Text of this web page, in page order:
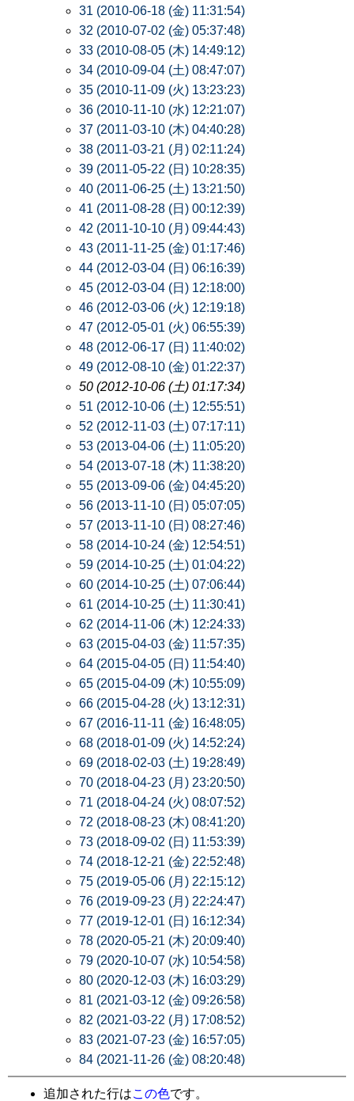
31 (2010-06-18 (金) 11:31:54)
32 (2010-07-02 (金) 05:37:48)
33 (2010-08-05 (木) 14:49:12)
34 (2010-09-04 (土) 08:47:07)
35 (2010-11-09 (火) 13:23:23)
36 (2010-11-10 (水) 12:21:07)
37 (2011-03-10 (木) 04:40:28)
38 (2011-03-21 (月) 02:11:24)
39 (2011-05-22 (日) 10:28:35)
40 (2011-06-25 (土) 13:21:50)
41 (2011-08-28 (日) 00:12:39)
42 (2011-10-10 (月) 09:44:43)
43 (2011-11-25 (金) 01:17:46)
44 (2012-03-04 (日) 06:16:39)
45 (2012-03-04 (日) 12:18:00)
46 (2012-03-06 (火) 12:19:18)
47 (2012-05-01 (火) 06:55:39)
48 (2012-06-17 (日) 11:40:02)
49 (2012-08-10 (金) 01:22:37)
50 (2012-10-06 (土) 01:17:34)
51 (2012-10-06 (土) 12:55:51)
52 (2012-11-03 (土) 07:17:11)
53 (2013-04-06 (土) 11:05:20)
54 (2013-07-18 (木) 11:38:20)
55 (2013-09-06 (金) 04:45:20)
56 (2013-11-10 (日) 05:07:05)
57 (2013-11-10 (日) 08:27:46)
58 (2014-10-24 (金) 12:54:51)
59 (2014-10-25 (土) 01:04:22)
60 (2014-10-25 (土) 07:06:44)
61 (2014-10-25 (土) 11:30:41)
62 (2014-11-06 (木) 12:24:33)
63 (2015-04-03 (金) 11:57:35)
64 (2015-04-05 (日) 11:54:40)
65 (2015-04-09 (木) 10:55:09)
66 (2015-04-28 (火) 13:12:31)
67 (2016-11-11 (金) 16:48:05)
68 (2018-01-09 (火) 14:52:24)
69 (2018-02-03 (土) 19:28:49)
70 (2018-04-23 (月) 23:20:50)
71 (2018-04-24 (火) 08:07:52)
72 (2018-08-23 (木) 08:41:20)
73 (2018-09-02 (日) 11:53:39)
74 (2018-12-21 (金) 22:52:48)
75 (2019-05-06 (月) 22:15:12)
76 (2019-09-23 (月) 22:24:47)
77 (2019-12-01 (日) 16:12:34)
78 (2020-05-21 (木) 20:09:40)
79 (2020-10-07 (水) 10:54:58)
80 (2020-12-03 (木) 16:03:29)
81 (2021-03-12 (金) 09:26:58)
82 (2021-03-22 (月) 17:08:52)
83 (2021-07-23 (金) 16:57:05)
84 (2021-11-26 (金) 08:20:48)
追加された行はこの色です。